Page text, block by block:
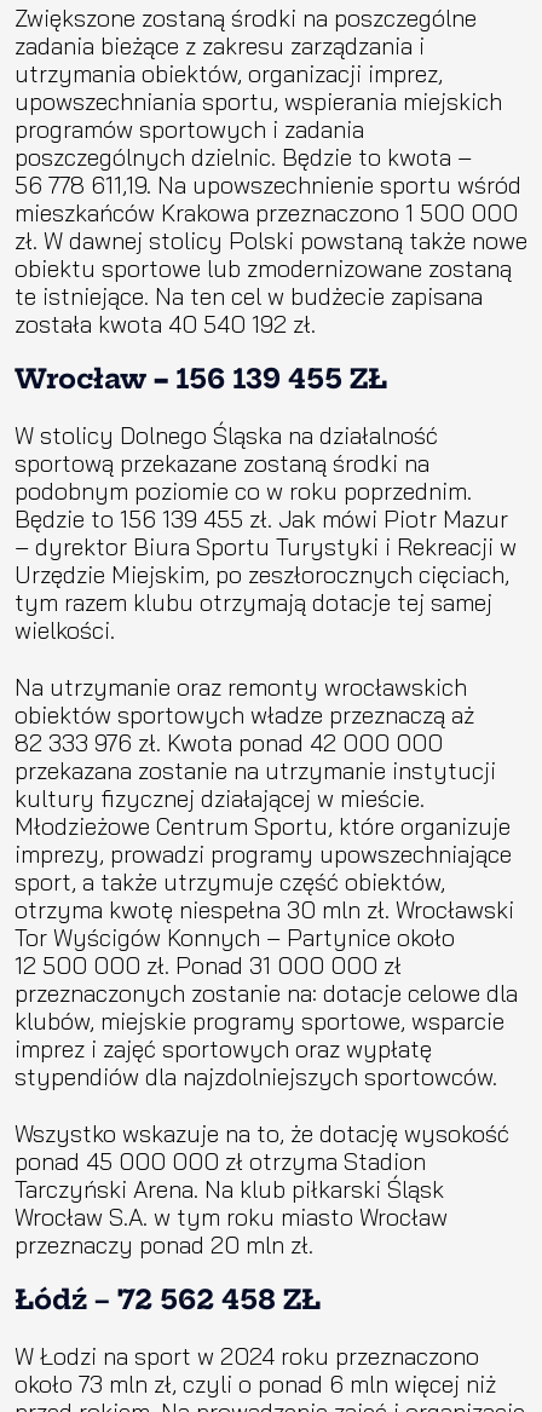
Zwiększone zostaną środki na poszczególne
zadania bieżące z zakresu zarządzania i
utrzymania obiektów, organizacji imprez,
upowszechniania sportu, wspierania miejskich
programów sportowych i zadania
poszczególnych dzielnic. Będzie to kwota –
56 778 611,19. Na upowszechnienie sportu wśród
mieszkańców Krakowa przeznaczono 1 500 000
zł. W dawnej stolicy Polski powstaną także nowe
obiektu sportowe lub zmodernizowane zostaną
te istniejące. Na ten cel w budżecie zapisana
została kwota 40 540 192 zł.
Wrocław – 156 139 455 ZŁ
W stolicy Dolnego Śląska na działalność
sportową przekazane zostaną środki na
podobnym poziomie co w roku poprzednim.
Będzie to 156 139 455 zł. Jak mówi Piotr Mazur
– dyrektor Biura Sportu Turystyki i Rekreacji w
Urzędzie Miejskim, po zeszłorocznych cięciach,
tym razem klubu otrzymają dotacje tej samej
wielkości.
Na utrzymanie oraz remonty wrocławskich
obiektów sportowych władze przeznaczą aż
82 333 976 zł. Kwota ponad 42 000 000
przekazana zostanie na utrzymanie instytucji
kultury fizycznej działającej w mieście.
Młodzieżowe Centrum Sportu, które organizuje
imprezy, prowadzi programy upowszechniające
sport, a także utrzymuje część obiektów,
otrzyma kwotę niespełna 30 mln zł. Wrocławski
Tor Wyścigów Konnych – Partynice około
12 500 000 zł. Ponad 31 000 000 zł
przeznaczonych zostanie na: dotacje celowe dla
klubów, miejskie programy sportowe, wsparcie
imprez i zajęć sportowych oraz wypłatę
stypendiów dla najzdolniejszych sportowców.
Wszystko wskazuje na to, że dotację wysokość
ponad 45 000 000 zł otrzyma Stadion
Tarczyński Arena. Na klub piłkarski Śląsk
Wrocław S.A. w tym roku miasto Wrocław
przeznaczy ponad 20 mln zł.
Łódź – 72 562 458 ZŁ
W Łodzi na sport w 2024 roku przeznaczono
około 73 mln zł, czyli o ponad 6 mln więcej niż